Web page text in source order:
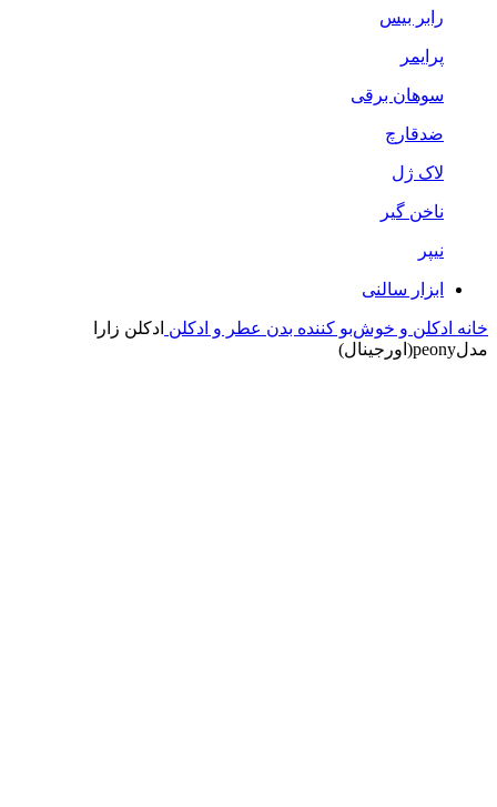
رابر بیس
پرایمر
سوهان برقی
ضدقارچ
لاک ژل
ناخن گیر
نیپر
ابزار سالنی
خانه ادکلن و خوش‌بو کننده بدن عطر و ادکلن ادکلن زارا
مدلpeony(اورجینال)